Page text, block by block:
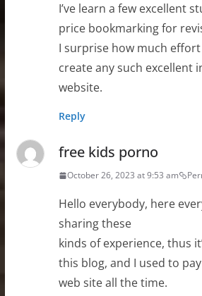
I’ve learn a few excellent
price bookmarking for
I surprise how much
create any such excellent
website.
Reply
free kids porno
October 26, 2023 at 9:53 am
Hello everybody, here
sharing these
kinds of experience, thus
this blog, and I used to
web site all the time.